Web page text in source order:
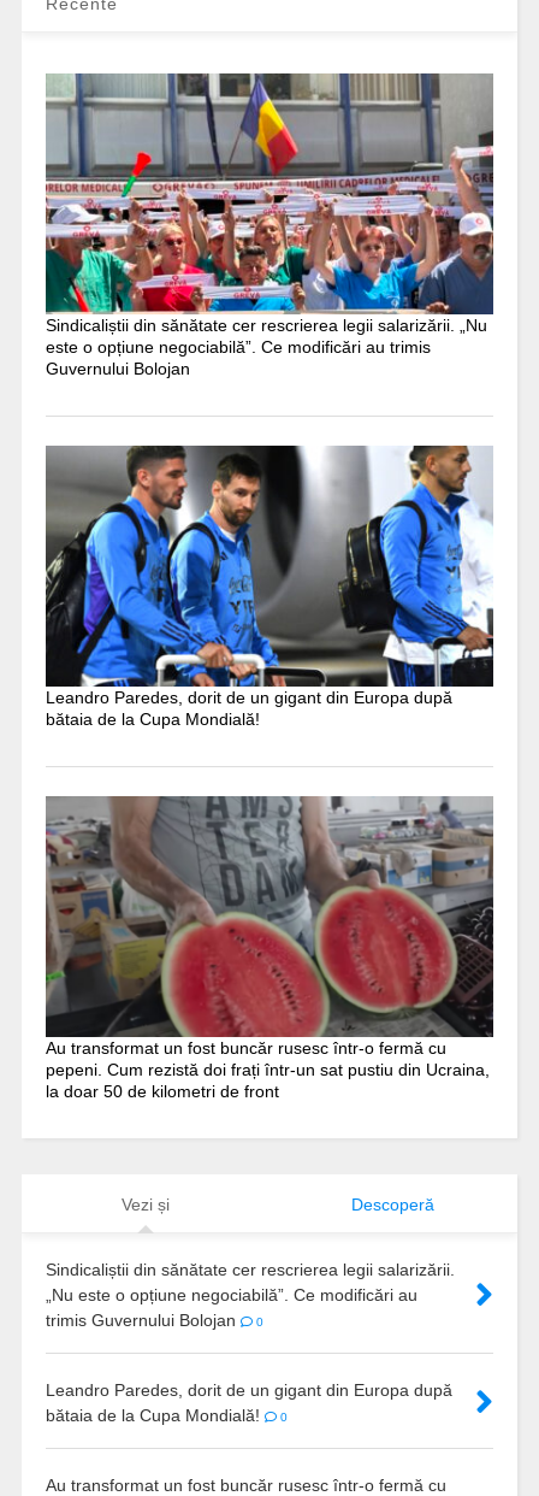
Sindicaliștii din sănătate cer rescrierea legii salarizării. „Nu
este o opțiune negociabilă”. Ce modificări au trimis
Guvernului Bolojan
Leandro Paredes, dorit de un gigant din Europa după
bătaia de la Cupa Mondială!
Au transformat un fost buncăr rusesc într-o fermă cu
pepeni. Cum rezistă doi frați într-un sat pustiu din Ucraina,
la doar 50 de kilometri de front
Vezi și Descoperă
Sindicaliștii din sănătate cer rescrierea legii salarizării.
„Nu este o opțiune negociabilă”. Ce modificări au
trimis Guvernului Bolojan
0
Leandro Paredes, dorit de un gigant din Europa după
bătaia de la Cupa Mondială!
0
Au transformat un fost buncăr rusesc într-o fermă cu